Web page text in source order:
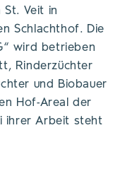
Veit in
Schlachthof. Die
wird betrieben
Rinderzüchter
und Biobauer
Hof-Areal der
ihrer Arbeit steht